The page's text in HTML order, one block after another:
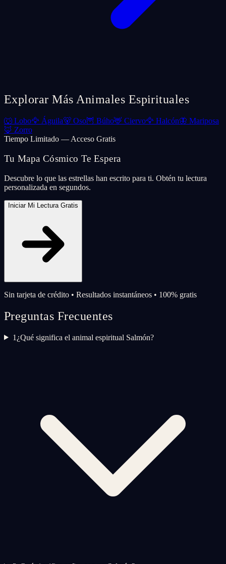
Explorar Más Animales Espirituales
🐺 Lobo🦅 Águila🐻 Oso🦉 Búho🦌 Ciervo🦅 Halcón🦋 Mariposa
🦊 Zorro
Tiempo Limitado — Acceso Gratis
Tu Mapa Cósmico Te Espera
Descubre lo que las estrellas han escrito para ti. Obtén tu lectura
personalizada en segundos.
Iniciar Mi Lectura Gratis
Sin tarjeta de crédito • Resultados instantáneos • 100% gratis
Preguntas Frecuentes
1 ¿Qué significa el animal espiritual Salmón?